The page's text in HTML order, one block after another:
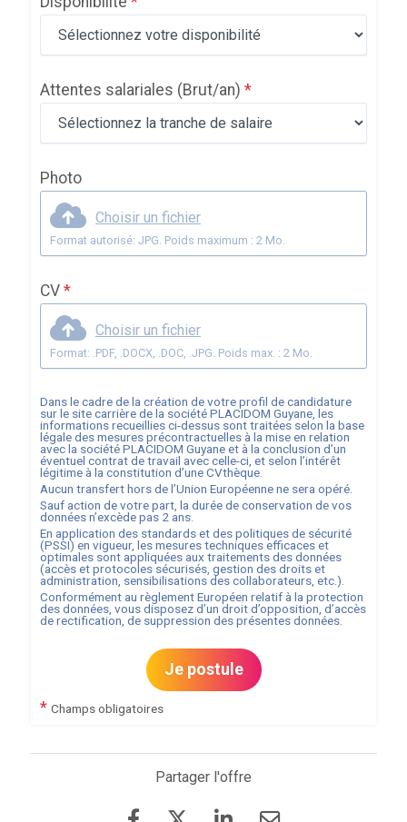
Attentes salariales (Brut/an) *
Photo
Choisir un fichier
Format autorisé: JPG. Poids maximum : 2 Mo.
CV *
Choisir un fichier
Format: .PDF, .DOCX, .DOC, .JPG. Poids max. : 2 Mo.
Dans le cadre de la création de votre profil de candidature
sur le site carrière de la sociétéPLACIDOM Guyane, les
informations recueillies ci-dessus sont traitées selon la base
légale des mesures précontractuelles à la mise en relation
avec la sociétéPLACIDOM Guyaneet à la conclusion d’un
éventuel contrat de travail avec celle-ci, et selon l’intérêt
légitime à la constitution d’une CVthèque.
Aucun transfert hors de l’Union Européenne ne sera opéré.
Sauf action de votre part, la durée de conservation de vos
données n’excède pas 2 ans.
En application des standards et des politiques de sécurité
(PSSI) en vigueur, les mesures techniques efficaces et
optimales sont appliquées aux traitements des données
(accès et protocoles sécurisés, gestion des droits et
administration, sensibilisations des collaborateurs, etc.).
Conformément au règlement Européen relatif à la protection
des données, vous disposez d’un droit d’opposition, d’accès
de rectification, de suppression des présentes données.
Je postule
* Champs obligatoires
Partager l'offre